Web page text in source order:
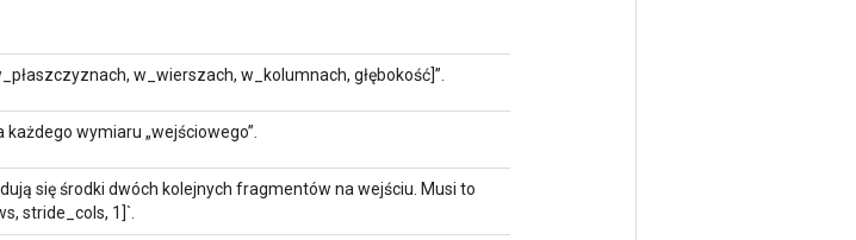
w_wierszach, w_kolumnach, głębokość]”.
wymiaru „wejściowego”.
się środki dwóch kolejnych fragmentów na wejściu. Musi to
stride_cols, 1]`.